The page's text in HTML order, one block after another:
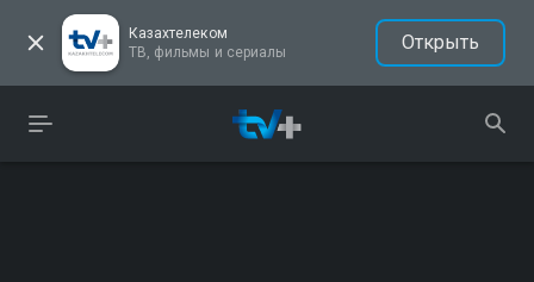
Казахтелеком
ТВ, фильмы и сериалы
Открыть